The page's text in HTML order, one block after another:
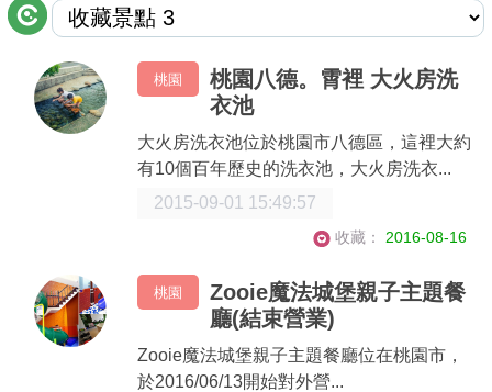
聯絡我們
APP下載
桃園
桃園八德。霄裡 大火房洗
衣池
大火房洗衣池位於桃園市八德區，這裡大約
有10個百年歷史的洗衣池，大火房洗衣...
2015-09-01 15:49:57
收藏： 2016-08-16
桃園
Zooie魔法城堡親子主題餐
廳(結束營業)
Zooie魔法城堡親子主題餐廳位在桃園市，
於2016/06/13開始對外營...